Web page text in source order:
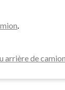
arrière de camion